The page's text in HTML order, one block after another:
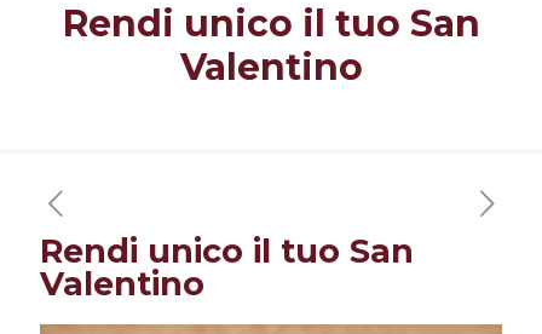
Rendi unico il tuo San
Valentino
Rendi unico il tuo San
Valentino